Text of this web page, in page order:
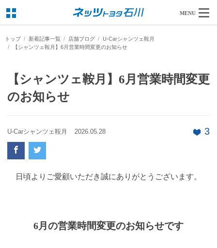
MENU
トップ 新着記事一覧 店舗ブログ
U-Carシャンツェ鞍月
【シャンツェ鞍月】6月営業時間変更のお知らせ
【シャンツェ鞍月】6月営業時間変更
のお知らせ
U-Carシャンツェ鞍月 2026.05.28 3
日頃よりご愛顧いただき誠にありがとうございます。
6月の営業時間変更のお知らせです